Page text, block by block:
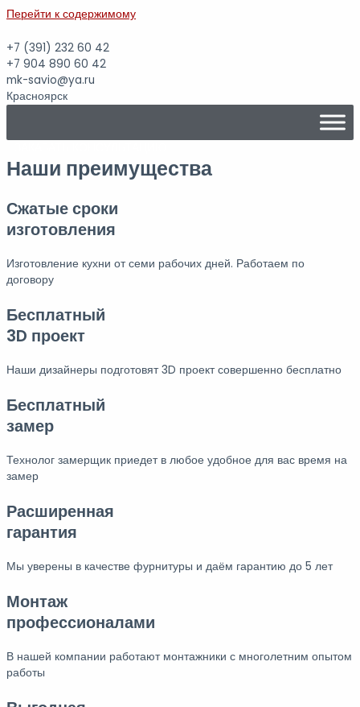
Перейти к содержимому
+7 (391) 232 60 42
+7 904 890 60 42
mk-savio@ya.ru
Красноярск
Наши преимущества
Сжатые сроки
изготовления
Изготовление кухни от семи рабочих дней. Работаем по
договору
Бесплатный
3D проект
Наши дизайнеры подготовят 3D проект совершенно бесплатно
Бесплатный
замер
Технолог замерщик приедет в любое удобное для вас время на
замер
Расширенная
гарантия
Мы уверены в качестве фурнитуры и даём гарантию до 5 лет
Монтаж
профессионалами
В нашей компании работают монтажники с многолетним опытом
работы